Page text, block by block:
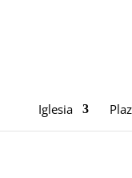
Iglesia